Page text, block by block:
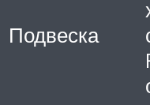
Подвеска